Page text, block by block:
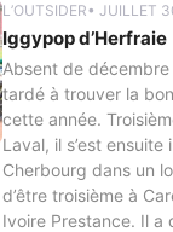
L’OUTSIDER• JUILLET
Iggypop d’Herfraie
Absent de décembre
tardé à trouver la
cette année.
Laval, il s’est ensuite
Cherbourg dans un
d’être troisième à
Ivoire Prestance. Il a